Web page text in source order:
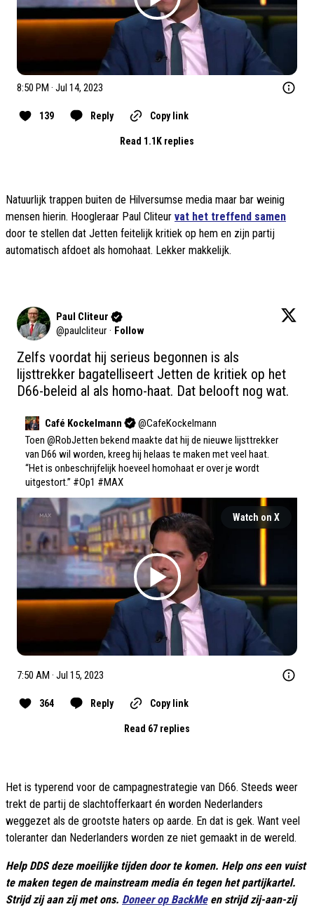
8:50 PM · Jul 14, 2023
139 Reply Copy link
Read 1.1K replies
Natuurlijk trappen buiten de Hilversumse media maar bar weinig
mensen hierin. Hoogleraar Paul Cliteur vat het treffend samen
door te stellen dat Jetten feitelijk kritiek op hem en zijn partij
automatisch afdoet als homohaat. Lekker makkelijk.
Paul Cliteur
@paulcliteur · Follow
Zelfs voordat hij serieus begonnen is als
lijsttrekker bagatelliseert Jetten de kritiek op het
D66-beleid al als homo-haat. Dat belooft nog wat.
Café Kockelmann @CafeKockelmann
Toen @RobJetten bekend maakte dat hij de nieuwe lijsttrekker
van D66 wil worden, kreeg hij helaas te maken met veel haat.
“Het is onbeschrijfelijk hoeveel homohaat er over je wordt
uitgestort.” #Op1 #MAX
Watch on X
7:50 AM · Jul 15, 2023
364 Reply Copy link
Read 67 replies
Het is typerend voor de campagnestrategie van D66. Steeds weer
trekt de partij de slachtofferkaart én worden Nederlanders
weggezet als de grootste haters op aarde. En dat is gek. Want veel
toleranter dan Nederlanders worden ze niet gemaakt in de wereld.
Help DDS deze moeilijke tijden door te komen. Help ons een vuist
te maken tegen de mainstream media én tegen het partijkartel.
Strijd zij aan zij met ons. Doneer op BackMeen strijd zij-aan-zij